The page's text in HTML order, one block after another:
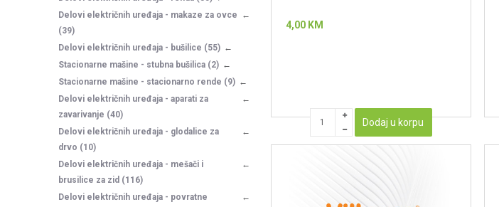
Delovi električnih uređaja - makaze za ovce
(39)
Delovi električnih uređaja - bušilice (55)
Stacionarne mašine - stubna bušilica (2)
Stacionarne mašine - stacionarno rende (9)
Delovi električnih uređaja - aparati za
zavarivanje (40)
Delovi električnih uređaja - glodalice za
drvo (10)
Delovi električnih uređaja - mešači i
brusilice za zid (116)
Delovi električnih uređaja - povratne
4,00 KM
Dodaj u korpu